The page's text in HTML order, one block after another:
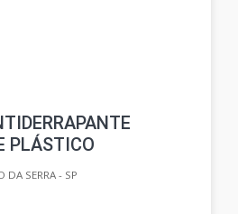
PLÁSTICO
DA SERRA - SP